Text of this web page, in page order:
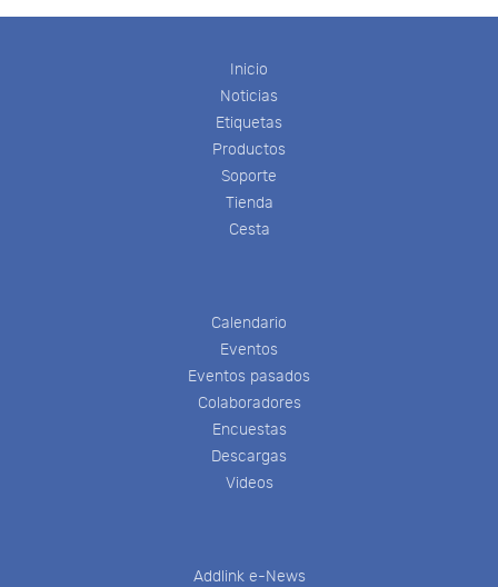
Inicio
Noticias
Etiquetas
Productos
Soporte
Tienda
Cesta
Calendario
Eventos
Eventos pasados
Colaboradores
Encuestas
Descargas
Videos
Addlink e-News